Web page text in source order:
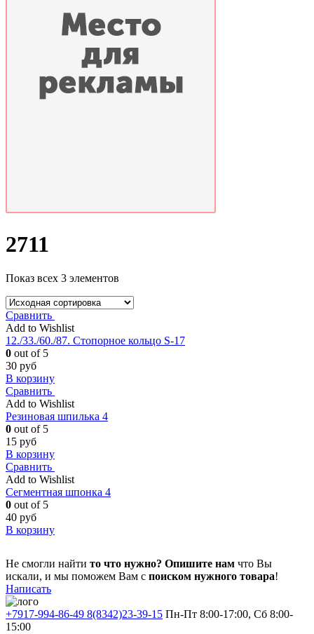
2711
Показ всех 3 элементов
Сравнить
Add to Wishlist
12./33./60./87. Стопорное кольцо S-17
0 out of 5
30 руб
В корзину
Сравнить
Add to Wishlist
Резиновая шпилька 4
0 out of 5
15 руб
В корзину
Сравнить
Add to Wishlist
Сегментная шпонка 4
0 out of 5
40 руб
В корзину
Не смогли найти то что нужно? Опишите нам что Вы
искали, и мы поможем Вам с поиском нужного товара!
Написать
+7917-994-86-49 8(8342)23-39-15 Пн-Пт 8:00-17:00, Сб 8:00-
15:00